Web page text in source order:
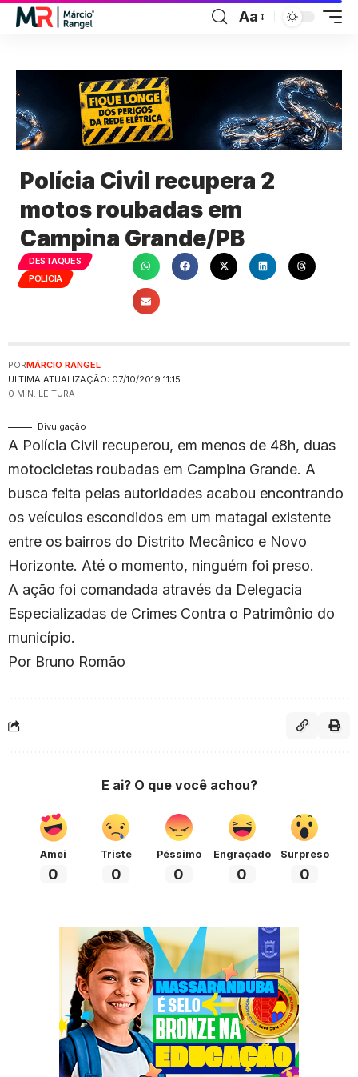
Aa
Polícia Civil recupera 2
motos roubadas em
Campina Grande/PB
DESTAQUES
POLÍCIA
ULTIMA ATUALIZAÇÃO: 07/10/2019 11:15
PORMÁRCIO RANGEL
0 MIN. LEITURA
Divulgação
A Polícia Civil recuperou, em menos de 48h, duas
motocicletas roubadas em Campina Grande. A
busca feita pelas autoridades acabou encontrando
os veículos escondidos em um matagal existente
entre os bairros do Distrito Mecânico e Novo
Horizonte. Até o momento, ninguém foi preso.
A ação foi comandada através da Delegacia
Especializadas de Crimes Contra o Patrimônio do
município.
Por Bruno Romão
E ai? O que você achou?
Amei
0
Triste
0
Péssimo
0
Engraçado
0
Surpreso
0